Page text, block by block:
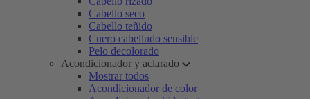
Cabello seco
Cabello teñido
Cuero cabelludo sensible
Pelo decolorado
Acondicionador y aclarado
Mostrar todos
Acondicionador de color